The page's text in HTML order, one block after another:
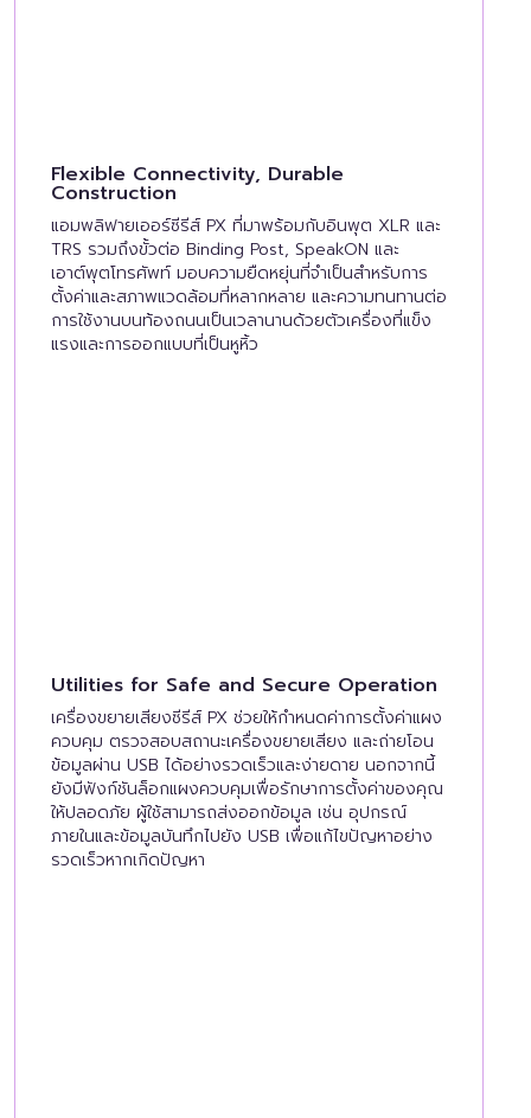
Flexible Connectivity, Durable
Construction
แอมพลิฟายเออร์ซีรีส์ PX ที่มาพร้อมกับอินพุต XLR และ
TRS รวมถึงขั้วต่อ Binding Post, SpeakON และ
เอาต์พุตโทรศัพท์ มอบความยืดหยุ่นที่จำเป็นสำหรับการ
ตั้งค่าและสภาพแวดล้อมที่หลากหลาย และความทนทานต่อ
การใช้งานบนท้องถนนเป็นเวลานานด้วยตัวเครื่องที่แข็ง
แรงและการออกแบบที่เป็นหูหิ้ว
Utilities for Safe and Secure Operation
เครื่องขยายเสียงซีรีส์ PX ช่วยให้กำหนดค่าการตั้งค่าแผง
ควบคุม ตรวจสอบสถานะเครื่องขยายเสียง และถ่ายโอน
ข้อมูลผ่าน USB ได้อย่างรวดเร็วและง่ายดาย นอกจากนี้
ยังมีฟังก์ชันล็อกแผงควบคุมเพื่อรักษาการตั้งค่าของคุณ
ให้ปลอดภัย ผู้ใช้สามารถส่งออกข้อมูล เช่น อุปกรณ์
ภายในและข้อมูลบันทึกไปยัง USB เพื่อแก้ไขปัญหาอย่าง
รวดเร็วหากเกิดปัญหา